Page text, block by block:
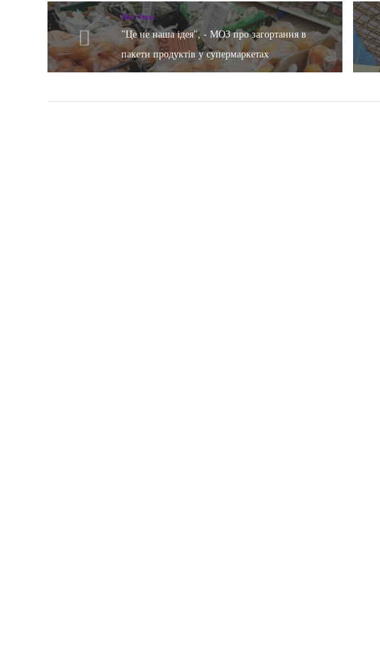
Hot News
"Це не наша ідея", - МОЗ про загортання в
пакети продуктів у супермаркетах